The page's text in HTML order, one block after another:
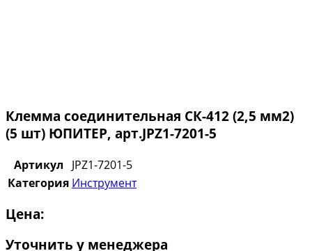
Клемма соединительная СК-412 (2,5 мм2)
(5 шт) ЮПИТЕР, арт.JPZ1-7201-5
Артикул
JPZ1-7201-5
Категория Инструмент
Цена:
Уточнить у менеджера